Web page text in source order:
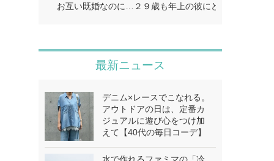
お互い既婚なのに…２９歳も年上の彼にどうしようも
最新ニュース
デニム×レースでこなれる。
アウトドアの日は、定番カ
ジュアルに遊び心をつけ加
えて【40代の毎日コーデ】